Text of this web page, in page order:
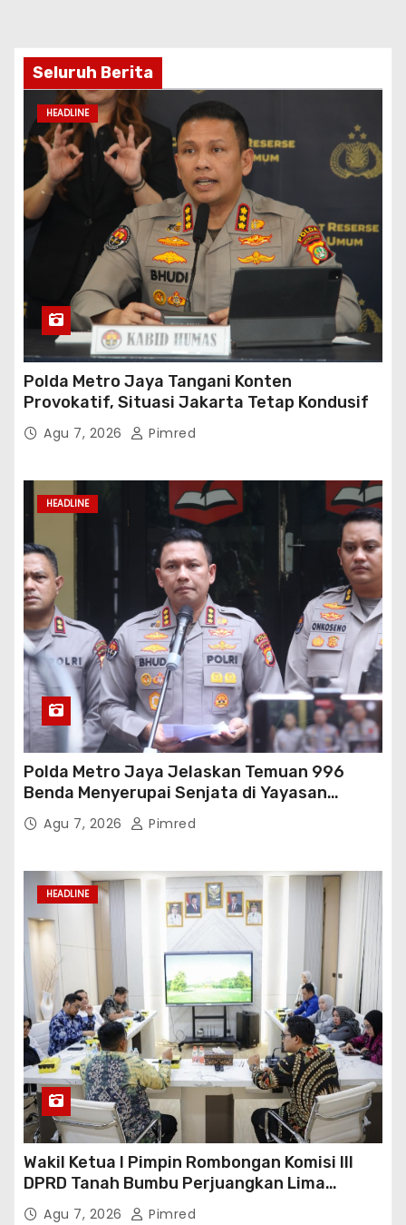
Seluruh Berita
HEADLINE
Polda Metro Jaya Tangani Konten
Provokatif, Situasi Jakarta Tetap Kondusif
Agu 7, 2026 Pimred
HEADLINE
Polda Metro Jaya Jelaskan Temuan 996
Benda Menyerupai Senjata di Yayasan
Jaksel
Agu 7, 2026 Pimred
HEADLINE
Wakil Ketua I Pimpin Rombongan Komisi III
DPRD Tanah Bumbu Perjuangkan Lima
Infrastruktur Strategis
Agu 7, 2026 Pimred